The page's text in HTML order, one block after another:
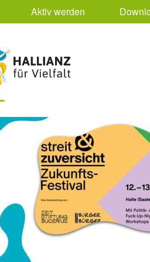
Aktiv werden